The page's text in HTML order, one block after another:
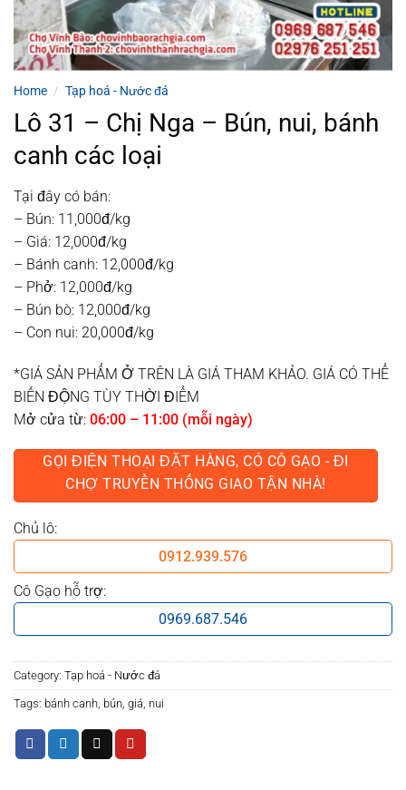
Home / Tạp hoá - Nước đá
Lô 31 – Chị Nga – Bún, nui, bánh
canh các loại
Tại đây có bán:
– Bún: 11,000đ/kg
– Giá: 12,000đ/kg
– Bánh canh: 12,000đ/kg
– Phở: 12,000đ/kg
– Bún bò: 12,000đ/kg
– Con nui: 20,000đ/kg
*GIÁ SẢN PHẨM Ở TRÊN LÀ GIÁ THAM KHẢO. GIÁ CÓ THỂ
BIẾN ĐỘNG TÙY THỜI ĐIỂM
Mở cửa từ: 06:00 – 11:00 (mỗi ngày)
GỌI ĐIỆN THOẠI ĐẶT HÀNG, CÓ CÔ GẠO - ĐI
CHỢ TRUYỀN THỐNG GIAO TẬN NHÀ!
Chủ lô:
0912.939.576
Cô Gạo hỗ trợ:
0969.687.546
Category: Tạp hoá - Nước đá
Tags: bánh canh, bún, giá, nui